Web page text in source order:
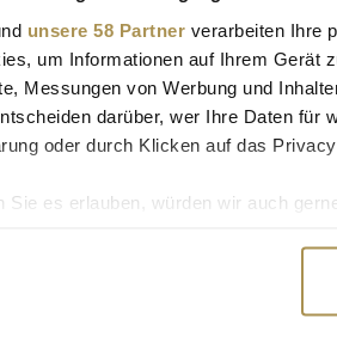
unsere 58 Partner verarbeiten Ihre
um Informationen auf Ihrem Gerät
Messungen von Werbung und
darüber, wer Ihre Daten für
oder durch Klicken auf das
Sie es erlauben, würden wir auch
Sie mehr darüber, wie Ihre
der Stepstone Group und ein
Branding geht. Darüber hinaus
Eine Untersuchung, die
Akademikern derzeit besonders...
Baumgartner: Ei übersteht Sturz
des ehemaligen NASA-Ingenieurs
der Stratosphäre. Ein ehemaliger
seinem spannenden Experiment für
ob und unter welchen...